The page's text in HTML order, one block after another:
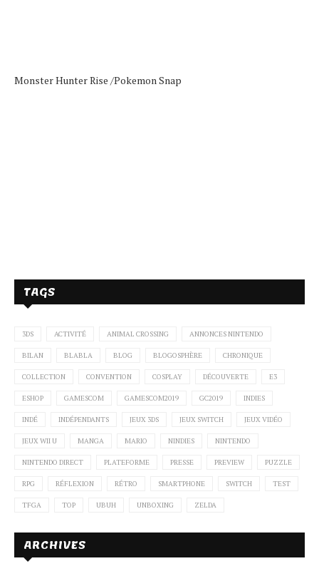
Monster Hunter Rise /Pokemon Snap
TAGS
3DS ACTIVITÉ ANIMAL CROSSING ANNONCES NINTENDO
BILAN BLABLA BLOG BLOGOSPHÈRE CHRONIQUE
COLLECTION CONVENTION COSPLAY DÉCOUVERTE E3
ESHOP GAMESCOM GAMESCOM2019 GC2019 INDIES
INDÉ INDÉPENDANTS JEUX 3DS JEUX SWITCH JEUX VIDÉO
JEUX WII U MANGA MARIO NINDIES NINTENDO
NINTENDO DIRECT PLATEFORME PRESSE PREVIEW PUZZLE
RPG RÉFLEXION RÉTRO SMARTPHONE SWITCH TEST
TFGA TOP UBUH UNBOXING ZELDA
ARCHIVES